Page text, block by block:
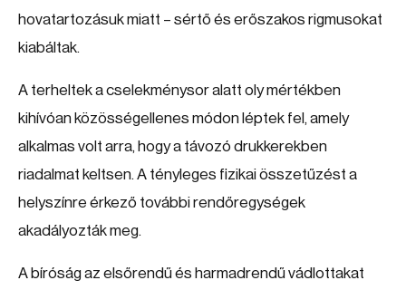
hovatartozásuk miatt – sértő és erőszakos rigmusokat
kiabáltak.
A terheltek a cselekménysor alatt oly mértékben
kihívóan közösségellenes módon léptek fel, amely
alkalmas volt arra, hogy a távozó drukkerekben
riadalmat keltsen. A tényleges fizikai összetűzést a
helyszínre érkező további rendőregységek
akadályozták meg.
A bíróság az elsőrendű és harmadrendű vádlottakat